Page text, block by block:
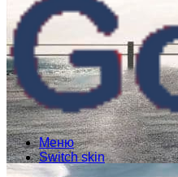
Меню
Switch skin